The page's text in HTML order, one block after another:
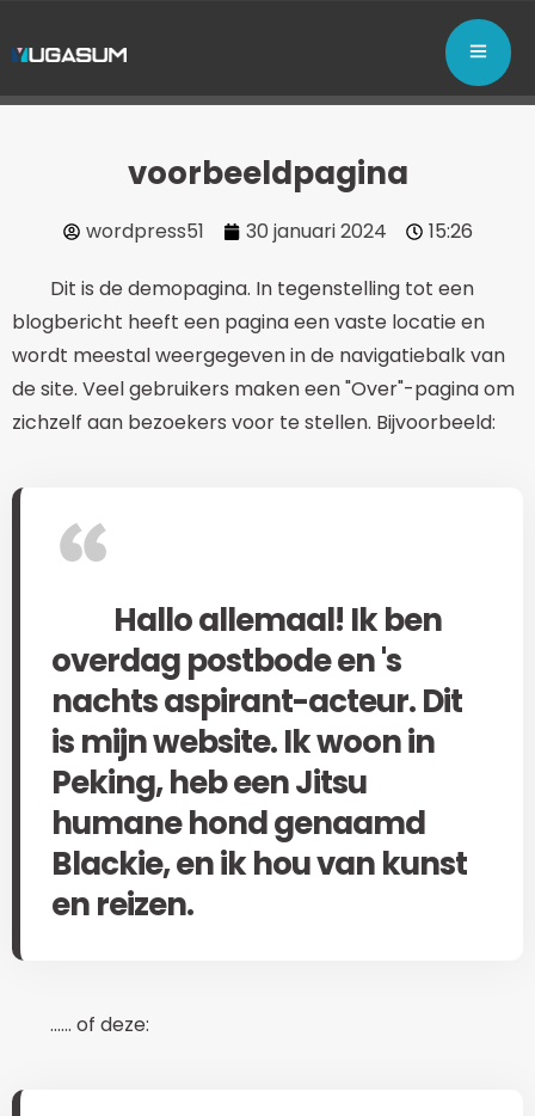
voorbeeldpagina
wordpress51 30 januari 2024 15:26
Dit is de demopagina. In tegenstelling tot een
blogbericht heeft een pagina een vaste locatie en
wordt meestal weergegeven in de navigatiebalk van
de site. Veel gebruikers maken een "Over"-pagina om
zichzelf aan bezoekers voor te stellen. Bijvoorbeeld:
Hallo allemaal! Ik ben
overdag postbode en 's
nachts aspirant-acteur. Dit
is mijn website. Ik woon in
Peking, heb een Jitsu
humane hond genaamd
Blackie, en ik hou van kunst
en reizen.
...... of deze: